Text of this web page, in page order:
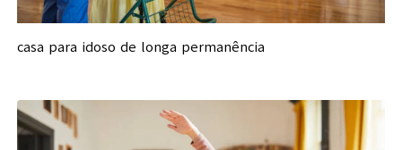
casa para idoso de longa permanência